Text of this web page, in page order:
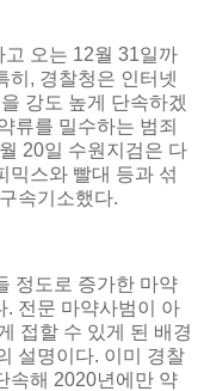
오는 12월 31일까
히, 경찰청은 인터넷
강도 높게 단속하겠
류를 밀수하는 범죄
20일 수원지검은 다
믹스와 빨대 등과 섞
속기소했다.
정도로 증가한 마약
. 전문 마약사범이 아
접할 수 있게 된 배경
설명이다. 이미 경찰
속해 2020년에만 약